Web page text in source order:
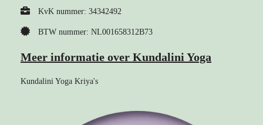
KvK nummer: 34342492
BTW nummer: NL001658312B73
Meer informatie over Kundalini Yoga
Kundalini Yoga Kriya's